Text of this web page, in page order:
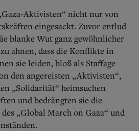
Aktivisten“ nicht nur von
eingesackt. Zuvor entlud
blanke Wut ganz gewöhnlicher
ahnen, dass die Konflikte in
sie leiden, bloß als Staffage
den angereisten „Aktivisten“,
„Solidarität“ heimsuchen
und bedrängten sie die
„Global March on Gaza“ und